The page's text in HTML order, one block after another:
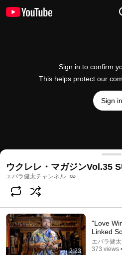
Sign in to confirm
This helps protect our
Sign in
"Itoshi no Ellie" / Ukulele
@ebarakenta 23 likes 616 views
Subscribe
Comments
Comment...
ウクレレ・マガジンVol.35
エバラ健太チャンネル
2:23
"Love
Linked
エバラ健
373 views